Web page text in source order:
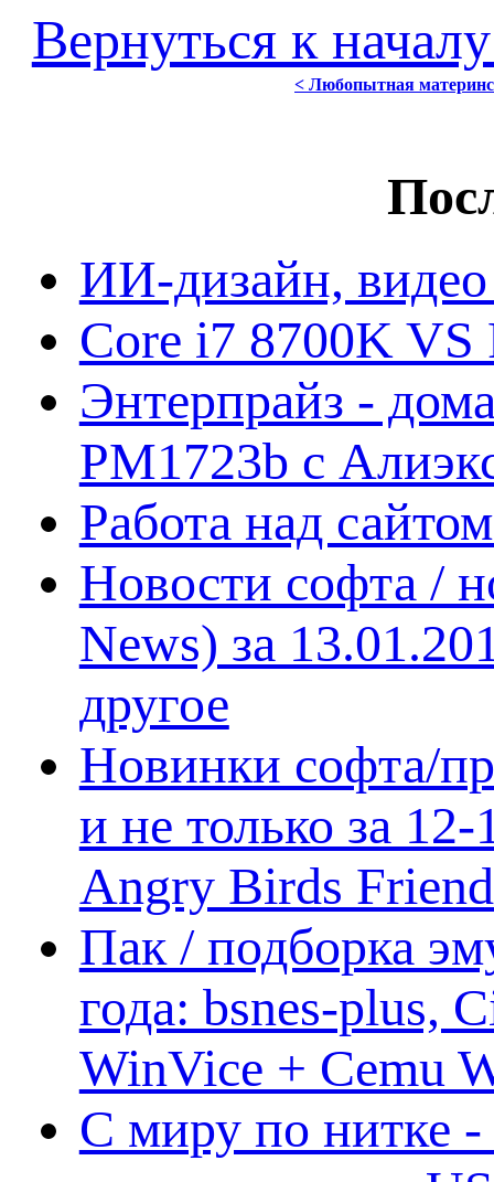
Вернуться к
< Любопытная
ИИ-дизайн,
Core i7 8700K VS
Энтерпрайз -
PM1723b с
Работа над
Новости софта /
News) за
другое
Новинки софта/
и не только за
Angry Birds
Пак / подборка
года: bsnes-plus,
WinVice + Cemu
С миру по нитке